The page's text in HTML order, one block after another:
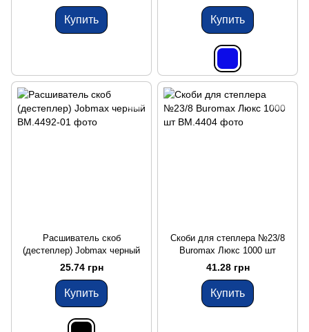
Купить Купить
Расшиватель скоб
(дестеплер) Jobmax черный
25.74 грн
Купить
Скоби для степлера №23/8
Buromax Люкс 1000 шт
41.28 грн
Купить